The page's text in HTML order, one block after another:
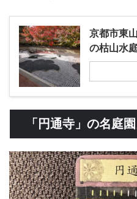
京都市東
の枯山水
「円通寺」の名庭